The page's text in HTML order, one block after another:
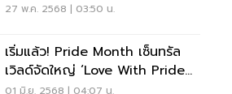
27 พ.ค. 2568 | 03:50 น.
เริ่มแล้ว! Pride Month เซ็นทรัล
เวิลด์จัดใหญ่ ‘Love With Pride
2025’
01 มิ.ย. 2568 | 04:07 น.